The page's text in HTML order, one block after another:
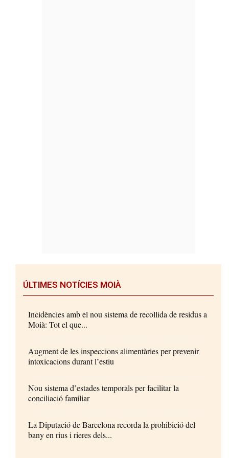
ÚLTIMES NOTÍCIES MOIÀ
Incidències amb el nou sistema de recollida de residus a
Moià: Tot el que...
Augment de les inspeccions alimentàries per prevenir
intoxicacions durant l’estiu
Nou sistema d’estades temporals per facilitar la
conciliació familiar
La Diputació de Barcelona recorda la prohibició del
bany en rius i rieres dels...